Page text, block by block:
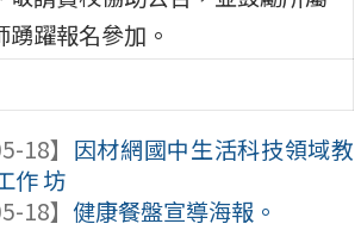
踴躍報名參加。
18】 因材網國中生活科技領域教
作 坊
18】 健康餐盤宣導海報。